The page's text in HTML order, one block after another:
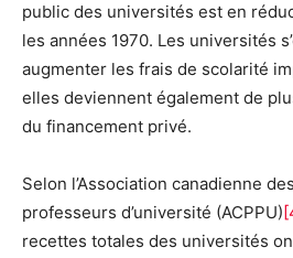
public des universités est en
les années 1970. Les universités
augmenter les frais de scolarité
elles deviennent également de
du financement privé.
Selon l’Association canadienne
professeurs d’université (ACPPU)
recettes totales des universités